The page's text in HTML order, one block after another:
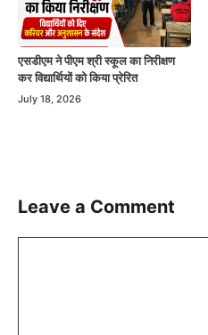
एसडीएम ने पीएम श्री स्कूल का निरीक्षण
कर विद्यार्थियों को किया प्रेरित
July 18, 2026
Leave a Comment